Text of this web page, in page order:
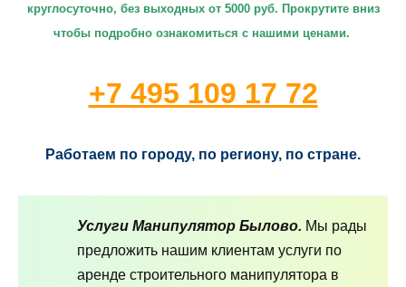
круглосуточно, без выходных от 5000 руб. Прокрутите вниз
чтобы подробно ознакомиться с нашими ценами.
+7 495 109 17 72
Работаем по городу, по региону, по стране.
Услуги Манипулятор Былово. Мы рады
предложить нашим клиентам услуги по
аренде строительного манипулятора в